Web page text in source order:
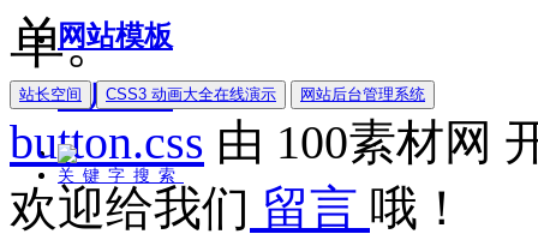
网站模板
图片素材
关键字搜索
单。
站长空间 CSS3 动画大全在线演示 网站后台管理系统
button.css 由 100素材网
欢迎给我们 留言 哦！